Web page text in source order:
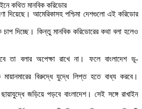
কথিত মানবিক করিডোর
দিয়েছে। আমেরিকাসহ পশ্চিমা দেশগুলো এই করিডোর
চাপ দিচ্ছে। কিন্তু মানবিক করিডোরের কথা বলা হলেও
তা বলার অপেক্ষা রাখে না। ফলে বাংলাদেশ ভূ-
বিরুদ্ধে যুদ্ধে লিপ্ত হতে বাধ্য করবে।
জড়িয়ে পড়বে বাংলাদেশ। সেই সঙ্গে রাখাইন